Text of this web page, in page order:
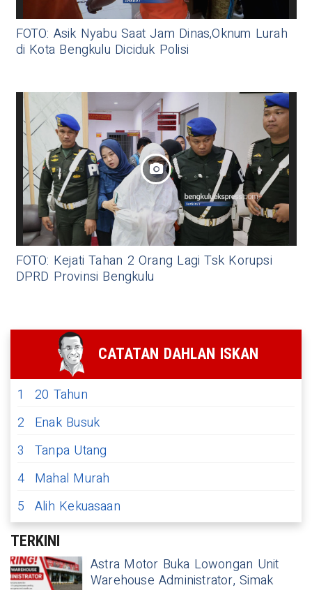
FOTO: Asik Nyabu Saat Jam Dinas,Oknum Lurah
di Kota Bengkulu Diciduk Polisi
FOTO: Kejati Tahan 2 Orang Lagi Tsk Korupsi
DPRD Provinsi Bengkulu
CATATAN DAHLAN ISKAN
1
20 Tahun
2
Enak Busuk
3
Tanpa Utang
4 Mahal Murah
5 Alih Kekuasaan
TERKINI
Astra Motor Buka Lowongan Unit
Warehouse Administrator, Simak